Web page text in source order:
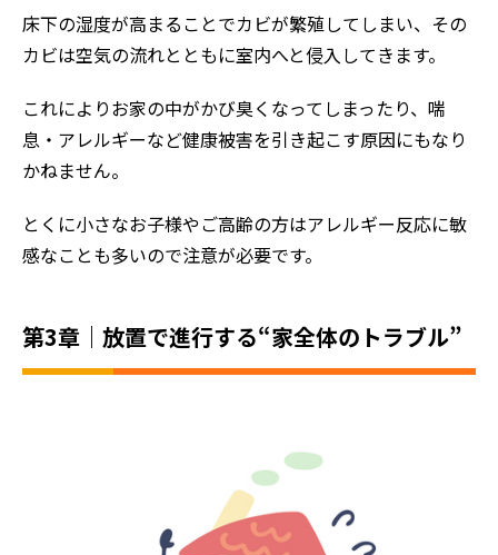
評判の声
施工事例
おすすめの塗装メニュー
床下の湿度が高まることでカビが繁殖してしまい、その
カビは空気の流れとともに室内へと侵入してきます。
これによりお家の中がかび臭くなってしまったり、喘
息・アレルギーなど健康被害を引き起こす原因にもなり
かねません。
とくに小さなお子様やご高齢の方はアレルギー反応に敏
感なことも多いので注意が必要です。
第3章｜放置で進行する“家全体のトラブル”